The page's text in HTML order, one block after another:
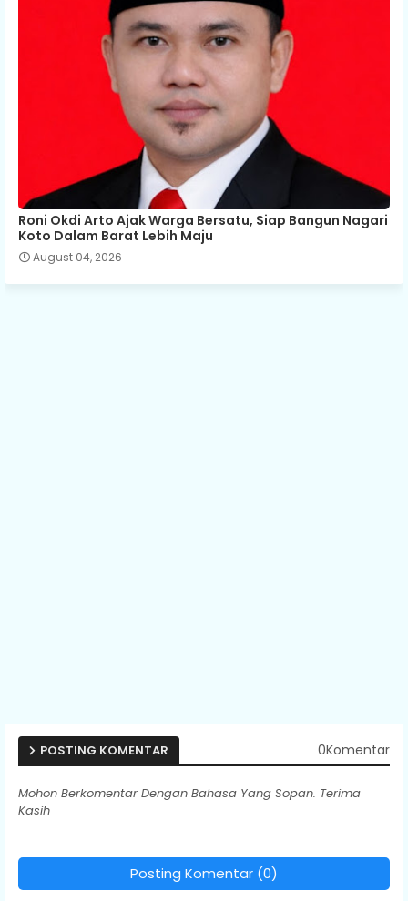
Roni Okdi Arto Ajak Warga Bersatu, Siap Bangun Nagari
Koto Dalam Barat Lebih Maju
August 04, 2026
POSTING KOMENTAR 0Komentar
Mohon Berkomentar Dengan Bahasa Yang Sopan. Terima
Kasih
Posting Komentar (0)